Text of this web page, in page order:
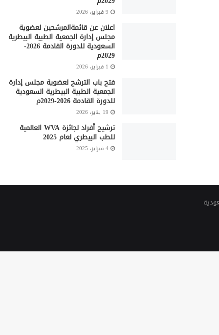
9 فبراير، 2026
اعلان عن قائمةالمرشحين لعضوية
مجلس إدارة الجمعية الطبية البيطرية
السعودية للدورة القادمة 2026-
2029م
1 فبراير، 2026
فتح باب الترشح لعضوية مجلس إدارة
الجمعية الطبية البيطرية السعودية
للدورة القادمة 2026-2029م
19 يناير، 2026
ترشيح أفراد لجائزة WVA العالمية
للطب البيطري لعام 2025
4 فبراير، 2025